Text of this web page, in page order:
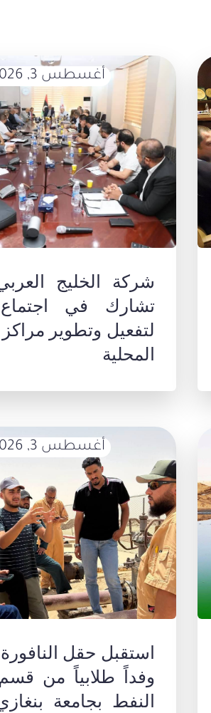
أغسطس 3, 2026
شركة الخليج
تشارك في
لتفعيل وتطوير
المحلية
أغسطس 3, 2026
استقبل حقل
وفداً طلابياً من
النفط بجامعة